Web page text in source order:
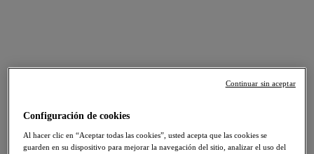
Configuración de cookies
Al hacer clic en “Aceptar todas las cookies”, usted acepta que las cookies se
guarden en su dispositivo para mejorar la navegación del sitio, analizar el uso del
Continuar sin aceptar